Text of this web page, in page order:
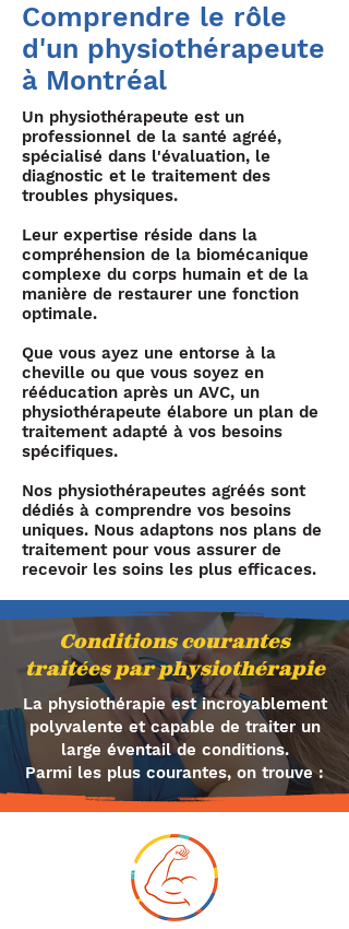
Comprendre le rôle
d'un physiothérapeute
à Montréal
Un physiothérapeute est un
professionnel de la santé agréé,
spécialisé dans l'évaluation, le
diagnostic et le traitement des
troubles physiques.
Leur expertise réside dans la
compréhension de la biomécanique
complexe du corps humain et de la
manière de restaurer une fonction
optimale.
Que vous ayez une entorse à la
cheville ou que vous soyez en
rééducation après un AVC, un
physiothérapeute élabore un plan de
traitement adapté à vos besoins
spécifiques.
Nos physiothérapeutes agréés sont
dédiés à comprendre vos besoins
uniques. Nous adaptons nos plans de
traitement pour vous assurer de
recevoir les soins les plus efficaces.
Conditions courantes
traitées par physiothérapie
La physiothérapie est incroyablement
polyvalente et capable de traiter un
large éventail de conditions.
Parmi les plus courantes, on trouve :